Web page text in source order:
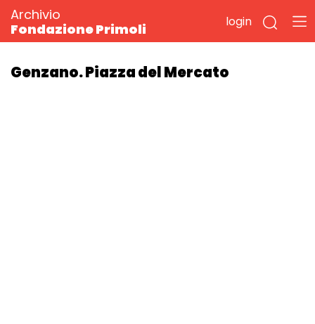
Archivio
Fondazione Primoli
login
Genzano. Piazza del Mercato